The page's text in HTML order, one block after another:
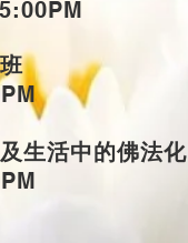
生活中的佛法化